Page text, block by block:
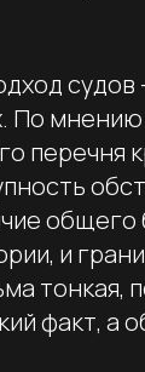
судов
По мнению
перечня
и
тонкая,
факт, а